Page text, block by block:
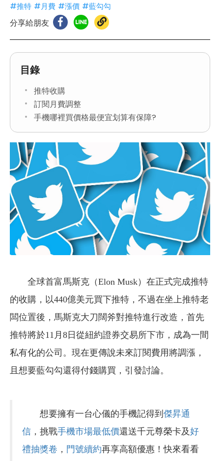
#推特 #月費 #漲價 #藍勾勾
分享給朋友
目錄
推特收購
訂閱月費調整
手機哪裡買價格最便宜划算有保障?
全球首富馬斯克（Elon Musk）在正式完成推特
的收購，以440億美元買下推特，不過在坐上推特老
闆位置後，馬斯克大刀闊斧對推特進行改造，首先
推特將於11月8日從紐約證券交易所下市，成為一間
私有化的公司。現在更傳說未來訂閱費用將調漲，
且想要藍勾勾還得付錢購買，引發討論。
想要擁有一台心儀的手機記得到 傑昇通
信 ，挑戰手機市場最低價還送千元尊榮卡及好
禮抽獎卷 ， 門號續約再享高額優惠！快來看看